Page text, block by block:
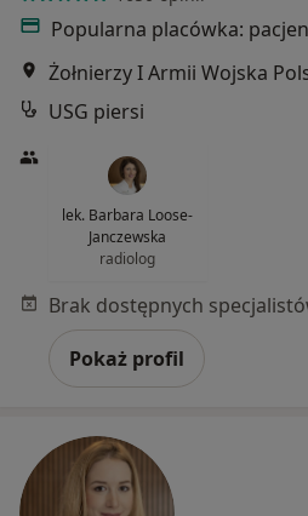
Popularna placówka:
USG piersi
lek. Barbara Loose-
Janczewska
radiolog
Pokaż profil